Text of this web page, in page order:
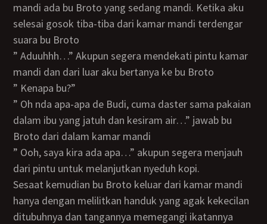
mandi ada bu Broto yang sedang mandi. Ketika aku
selesai gosok tiba-tiba dari kamar mandi terdengar
suara bu Broto
” Aduuhhh…” Akupun segera mendekati pintu kamar
mandi dan dari luar aku bertanya ke bu Broto
” Kenapa bu?”
” Oh nda apa-apa de Budi, cuma daster sama pakaian
dalam ibu yang jatuh dan kesiram air…” jawab bu
Broto dari dalam kamar mandi
” Ooh, saya kira ada apa…” akupun segera menjauh
dari pintu untuk melanjutkan nyeduh kopi.
Sesaat kemudian bu Broto keluar dari kamar mandi
hanya dengan melilitkan handuk yang agak kekecilan
ditubuhnya dan tangannya memegangi ikatannya